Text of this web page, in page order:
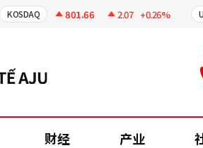
KOSDAQ 801.66 2.07 +0.26%
财经 产业